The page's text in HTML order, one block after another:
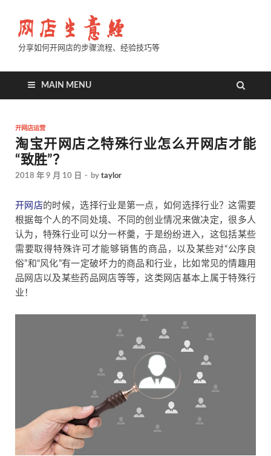
分享如何开网店的步骤流程、经验技巧等
MAIN MENU
开网店运营
淘宝开网店之特殊行业怎么开网店才能
“致胜”？
2018 年 9 月 10 日 - by taylor
开网店 的时候，选择行业是第一点，如何选择行业？这需要
根据每个人的不同处境、不同的创业情况来做决定，很多人
认为，特殊行业可以分一杯羹，于是纷纷进入，这包括某些
需要取得特殊许可才能够销售的商品，以及某些对“公序良
俗”和“风化”有一定破坏力的商品和行业，比如常见的情趣用
品网店以及某些药品网店等等，这类网店基本上属于特殊行
业！